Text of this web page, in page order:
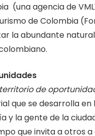
agencia de
de Colombia
la abundante
de
que se desarrolla en
y la gente de la
que invita a otros